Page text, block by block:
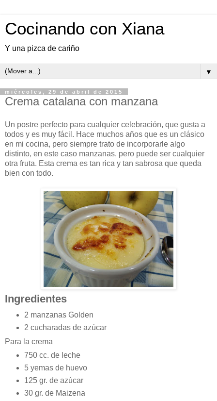
Cocinando con Xiana
Y una pizca de cariño
▼
miércoles, 29 de abril de 2015
Crema catalana con manzana
Un postre perfecto para cualquier celebración, que gusta a
todos y es muy fácil. Hace muchos años que es un clásico
en mi cocina, pero siempre trato de incorporarle algo
distinto, en este caso manzanas, pero puede ser cualquier
otra fruta. Esta crema es tan rica y tan sabrosa que queda
bien con todo.
Ingredientes
2 manzanas Golden
2 cucharadas de azúcar
Para la crema
750 cc. de leche
5 yemas de huevo
125 gr. de azúcar
30 gr. de Maizena